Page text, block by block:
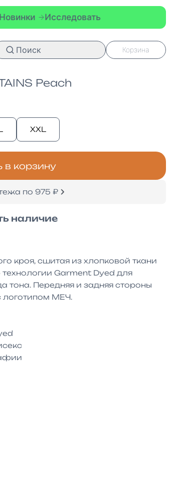
Поиск Корзина
Peach
XXL
в корзину
по 975 ₽
наличие
кроя, сшитая из хлопковой ткани
Garment Dyed для
тона. Передняя и задняя стороны
логотипом МЕЧ.